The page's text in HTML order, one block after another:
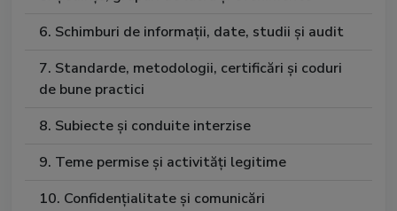
6. Schimburi de informații, date, studii și audit
7. Standarde, metodologii, certificări și coduri
de bune practici
8. Subiecte și conduite interzise
9. Teme permise și activități legitime
10. Confidențialitate și comunicări